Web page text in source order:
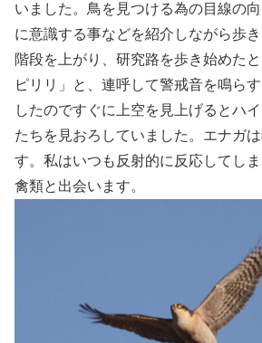
いました。鳥を見つける為の目線の
に意識する事などを紹介しながら歩き
階段を上がり、研究路を歩き始めた
ピリリ」と、連呼して警戒音を鳴ら
したのですぐに上空を見上げるとハ
たちを見おろしていました。エナガ
す。私はいつも反射的に反応してし
禽類と出会います。